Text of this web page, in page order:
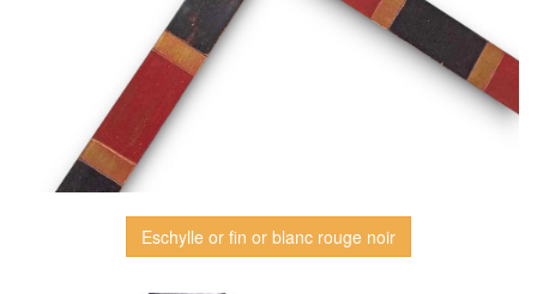
Eschylle or fin or blanc rouge noir